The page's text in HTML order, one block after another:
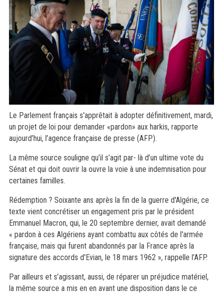
Le Parlement français s'apprêtait à adopter définitivement, mardi,
un projet de loi pour demander «pardon» aux harkis, rapporte
aujourd’hui, l’agence française de presse (AFP).
La même source souligne qu’il s’agit par- là d’un ultime vote du
Sénat et qui doit ouvrir la ouvre la voie à une indemnisation pour
certaines familles.
Rédemption ? Soixante ans après la fin de la guerre d'Algérie, ce
texte vient concrétiser un engagement pris par le président
Emmanuel Macron, qui, le 20 septembre dernier, avait demandé
« pardon à ces Algériens ayant combattu aux côtés de l'armée
française, mais qui furent abandonnés par la France après la
signature des accords d'Evian, le 18 mars 1962 », rappelle l’AFP.
Par ailleurs et s’agissant, aussi, de réparer un préjudice matériel,
la même source a mis en en avant une disposition dans le ce